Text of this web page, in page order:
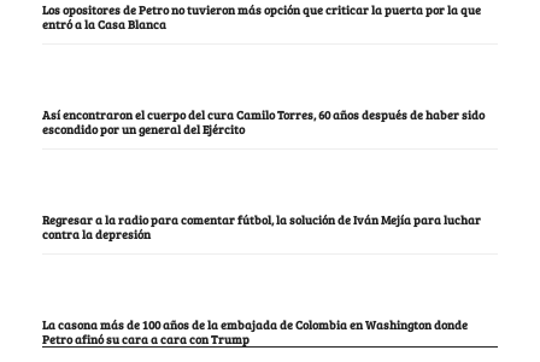
Los opositores de Petro no tuvieron más opción que criticar la puerta por la que
entró a la Casa Blanca
Así encontraron el cuerpo del cura Camilo Torres, 60 años después de haber sido
escondido por un general del Ejército
Regresar a la radio para comentar fútbol, la solución de Iván Mejía para luchar
contra la depresión
La casona más de 100 años de la embajada de Colombia en Washington donde
Petro afinó su cara a cara con Trump